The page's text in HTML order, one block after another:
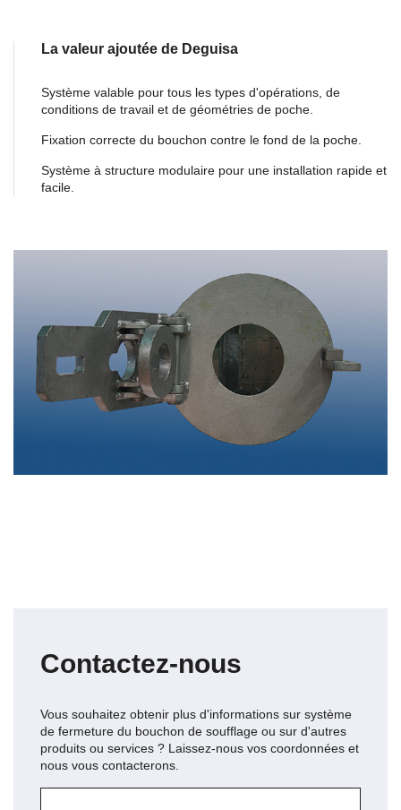
La valeur ajoutée de Deguisa
Système valable pour tous les types d'opérations, de
conditions de travail et de géométries de poche.
Fixation correcte du bouchon contre le fond de la poche.
Système à structure modulaire pour une installation rapide et
facile.
Contactez-nous
Vous souhaitez obtenir plus d'informations sur système
de fermeture du bouchon de soufflage ou sur d'autres
produits ou services ? Laissez-nous vos coordonnées et
nous vous contacterons.